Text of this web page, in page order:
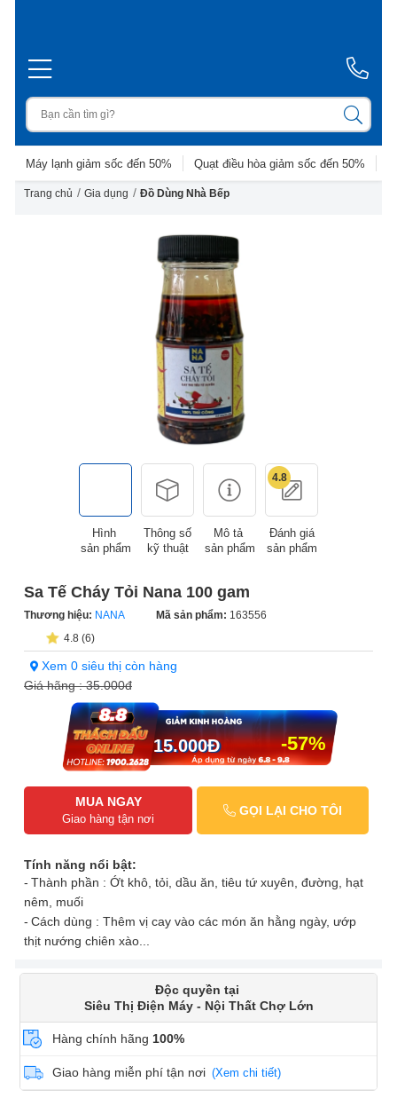
Máy lạnh giảm sốc đến 50% Quạt điều hòa giảm sốc đến 50%
Trang chủ / Gia dụng / Đồ Dùng Nhà Bếp
Hình
sản phẩm
Thông số
kỹ thuật
Mô tả
sản phẩm
4.8
Đánh giá
sản phẩm
Sa Tế Cháy Tỏi Nana 100 gam
Thương hiệu: NANA Mã sản phẩm: 163556
4.8 (6)
Xem 0 siêu thị còn hàng
Giá hãng :35.000đ
-57%
15.000Đ
MUA NGAY
Giao hàng tận nơi
GỌI LẠI CHO TÔI
Tính năng nổi bật:
Thành phần : Ớt khô, tỏi, dầu ăn, tiêu tứ xuyên, đường, hạt
nêm, muối
Cách dùng : Thêm vị cay vào các món ăn hằng ngày, ướp
thịt nướng chiên xào...
Độc quyền tại
Siêu Thị Điện Máy - Nội Thất Chợ Lớn
Hàng chính hãng 100%
Giao hàng miễn phí tận nơi (Xem chi tiết)